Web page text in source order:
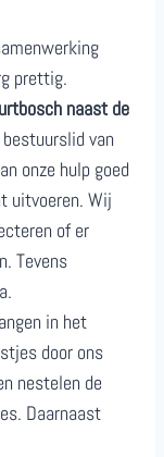
prettig.
naast de
van
onze hulp goed
uitvoeren. Wij
of er
Tevens
in het
door ons
nestelen de
Daarnaast